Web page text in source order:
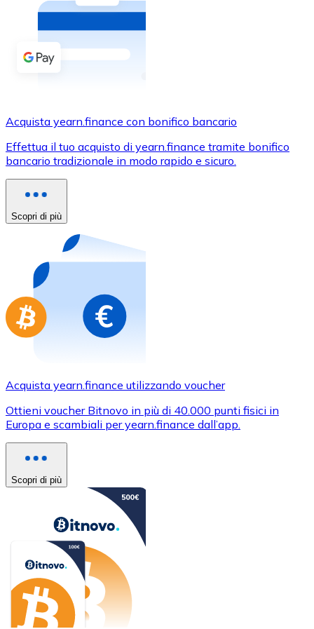
Bonifico SEPA
Aggiungi fondi al tuo conto Bitnovo o fai acquisti
Carta di credito / debito
Usa le carte Visa e Mastercard per acquistare
Acquista con carta
Negozio - Carte regalo
Nuovo
Acquista gift card dei tuoi marchi preferiti con
Vai al negozio di carte regalo
Acquista yearn.finance con bonifico bancario
Effettua il tuo acquisto di yearn.finance tramite bonifico
bancario tradizionale in modo rapido e sicuro.
Scopri di più
Acquista yearn.finance utilizzando voucher
Ottieni voucher Bitnovo in più di 40.000 punti fisici in
Europa e scambiali per yearn.finance dall’app.
Scopri di più